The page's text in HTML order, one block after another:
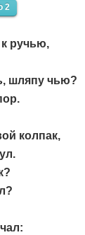
2
к ручью,
шляпу чью?
колпак,